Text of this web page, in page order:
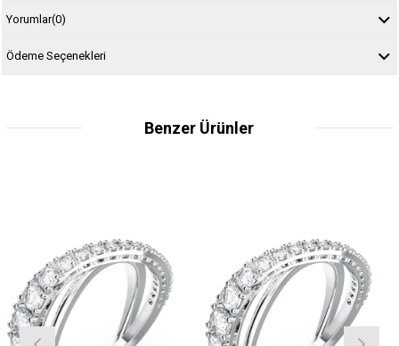
Yorumlar(0)
Ödeme Seçenekleri
Benzer Ürünler